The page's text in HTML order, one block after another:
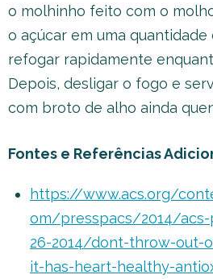
o molhinho feito com o
o açúcar em uma quantidade
refogar rapidamente
Depois, desligar o fogo e
com broto de alho ainda
Fontes e Referências
https://www.acs.org/
om/presspacs/2014/
26-2014/dont-throw-out-
it-has-heart-healthy-